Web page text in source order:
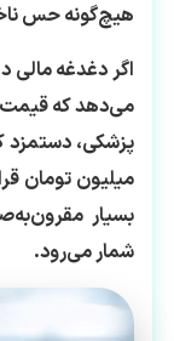
هیچ‌گونه حس
می‌دهد که قیمت
میلیون تومان
بسیار
شمار می‌رود.